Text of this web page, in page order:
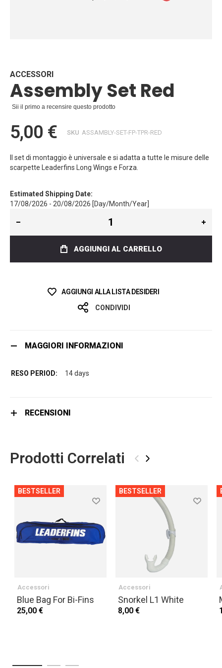
galleria
di
immagini
ACCESSORI
Assembly Set Red
Sii il primo a recensire questo prodotto
5,00 € SKU ASSAMBLY-SET-FP-TPR-RED
Il set di montaggio è universale e si adatta a tutte le misure delle
scarpette Leaderfins Long Wings e Forza.
Estimated Shipping Date:
17/08/2026 - 20/08/2026 [Day/Month/Year]
AGGIUNGI AL CARRELLO
AGGIUNGI ALLA LISTA DESIDERI
CONDIVIDI
MAGGIORI INFORMAZIONI
14 days
RECENSIONI
Prodotti Correlati ‹ ›
BESTSELLER
Accessori
Blue Bag For Bi-Fins
25,00 €
BESTSELLER
Accessori
Snorkel L1 White
8,00 €